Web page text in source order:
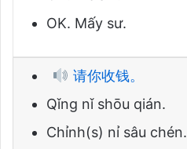
OK. Mấy sư.
请你收钱。
Qǐng nǐ shōu qián.
Chỉnh(s) nỉ sâu chén.